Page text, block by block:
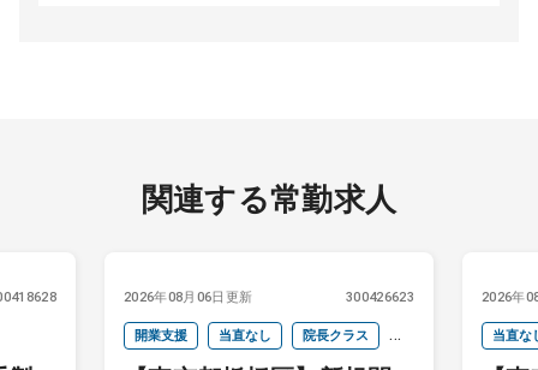
関連する常勤求人
2026年08月06日更新 300426623
開業支援 当直なし 院長クラス
2026年
当直な